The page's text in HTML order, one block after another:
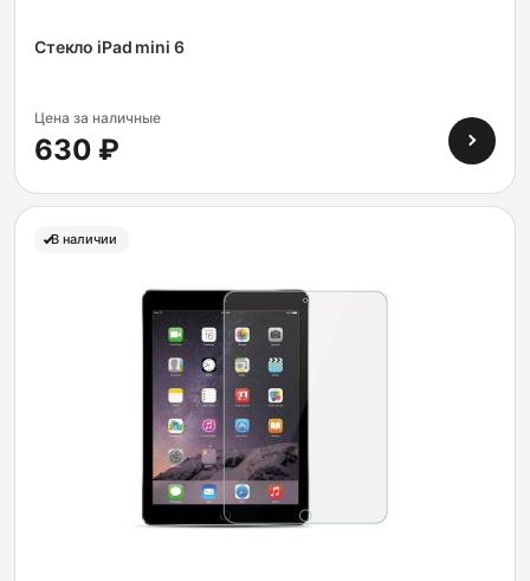
Стекло iPad mini 6
Цена за наличные
630 ₽
В наличии